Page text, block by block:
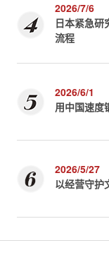
2026/7/6
日本紧急研
流程
2026/6/1
用中国速度
2026/5/27
以经营守护